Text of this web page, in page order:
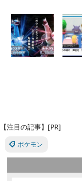
【注目の記事】[PR]
ポケモン